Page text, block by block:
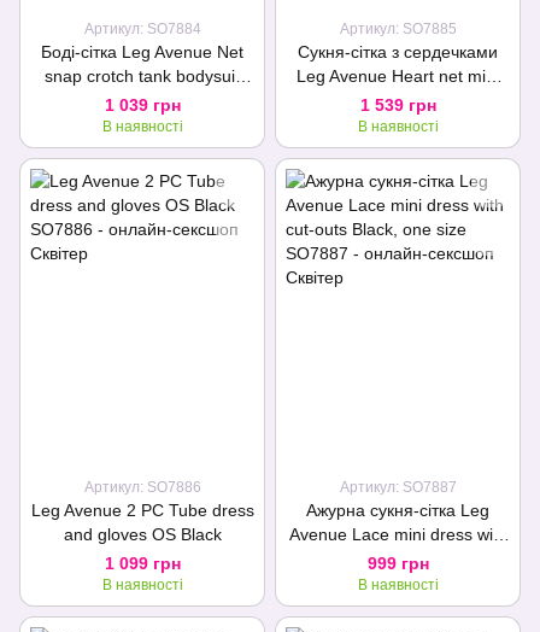
Артикул: SO7884
Боді-сітка Leg Avenue Net
snap crotch tank bodysuit
White, One Size
1 039 грн
В наявності
Артикул: SO7885
Сукня-сітка з сердечками
Leg Avenue Heart net mini
dress Red, зав’язки, відкриті
плечі, one size
1 539 грн
В наявності
Артикул: SO7886
Leg Avenue 2 PC Tube dress
and gloves OS Black
1 099 грн
В наявності
Артикул: SO7887
Ажурна сукня-сітка Leg
Avenue Lace mini dress with
cut-outs Black, one size
999 грн
В наявності